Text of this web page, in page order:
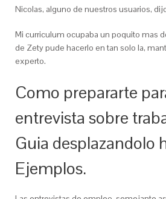
Nicolas, alguno de nuestros usuarios,
Mi curriculum ocupaba un poquito mas
de Zety pude hacerlo en tan solo la,
experto.
Como prepararte
entrevista sobre
Guia desplazandolo
Ejemplos.